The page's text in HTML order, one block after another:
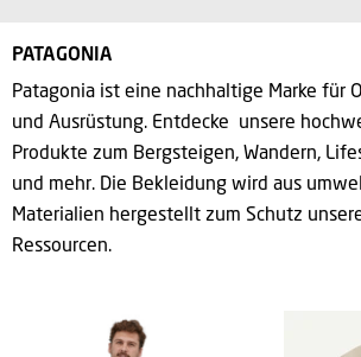
PATAGONIA
Patagonia ist eine nachhaltige Marke für
und Ausrüstung. Entdecke unsere
Produkte zum Bergsteigen, Wandern,
und mehr. Die Bekleidung wird aus
Materialien hergestellt zum Schutz
Ressourcen.